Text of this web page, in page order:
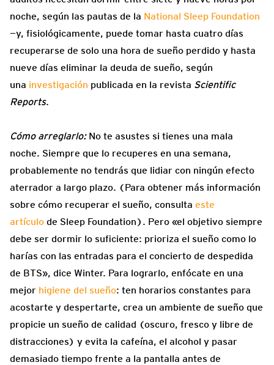
noche, según las pautas de la National Sleep Foundation
—y, fisiológicamente, puede tomar hasta cuatro días
recuperarse de solo una hora de sueño perdido y hasta
nueve días eliminar la deuda de sueño, según
una investigación publicada en la revista Scientific
Reports.
Cómo arreglarlo: No te asustes si tienes una mala
noche. Siempre que lo recuperes en una semana,
probablemente no tendrás que lidiar con ningún efecto
aterrador a largo plazo. (Para obtener más información
sobre cómo recuperar el sueño, consulta este
artículo de Sleep Foundation). Pero «el objetivo siempre
debe ser dormir lo suficiente: prioriza el sueño como lo
harías con las entradas para el concierto de despedida
de BTS», dice Winter. Para lograrlo, enfócate en una
mejor higiene del sueño: ten horarios constantes para
acostarte y despertarte, crea un ambiente de sueño que
propicie un sueño de calidad (oscuro, fresco y libre de
distracciones) y evita la cafeína, el alcohol y pasar
demasiado tiempo frente a la pantalla antes de